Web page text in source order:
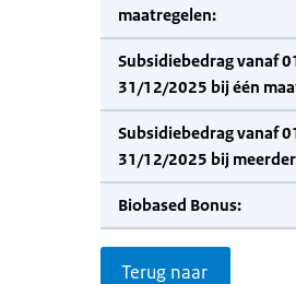
maatregelen:
Subsidiebedrag vanaf
31/12/2025 bij één
Subsidiebedrag vanaf
31/12/2025 bij
Biobased Bonus:
Terug naar